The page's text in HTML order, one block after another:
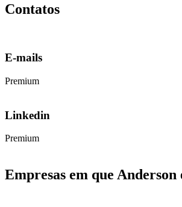
Contatos
E-mails
Premium
Linkedin
Premium
Empresas em que Anderson